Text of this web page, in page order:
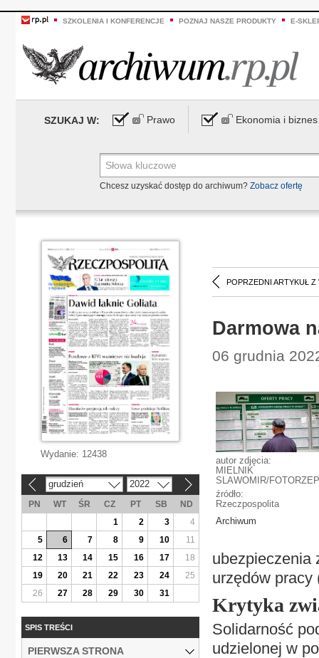
SZKOLENIA I KONFERENCJE POZNAJ NASZE PRODUKTY E-
SZUKAJ W: Prawo Ekonomia i biznes
Chcesz uzyskać dostęp do archiwum? Zobacz ofertę
POPRZEDNI ARTYKUŁ Z
Darmowa
06 grudnia
autor zdjęcia:
MIELNIK
SLAWOMIR/
źródło:
Rzeczpospolita
Archiwum
ubezpieczenia
urzędów pracy
Krytyka
Solidarność
udzielonej w
Wydanie: 12438
grudzień 2022
PN WT ŚR CZ PT SB
ND
1
2 3
4
5
6 7 8 9 10
11
12
13 14 15 16 17
18
19
20 21 22 23 24
25
26
27 28 29 30 31
SPIS TREŚCI
PIERWSZA STRONA